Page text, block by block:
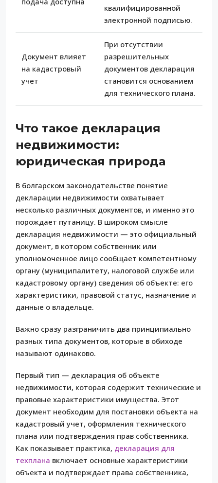
квалифицированной
электронной подписью.
Документ влияет
на кадастровый
учет
При отсутствии
разрешительных
документов декларация
становится основанием
для технического плана.
Что такое декларация
недвижимости:
юридическая природа
В болгарском законодательстве понятие
декларации недвижимости охватывает
несколько различных документов, и именно это
порождает путаницу. В широком смысле
декларация недвижимости — это официальный
документ, в котором собственник или
уполномоченное лицо сообщает компетентному
органу (муниципалитету, налоговой службе или
кадастровому органу) сведения об объекте: его
характеристики, правовой статус, назначение и
данные о владельце.
Важно сразу разграничить два принципиально
разных типа документов, которые в обиходе
называют одинаково.
Первый тип — декларация об объекте
недвижимости, которая содержит технические и
правовые характеристики имущества. Этот
документ необходим для постановки объекта на
кадастровый учет, оформления технического
плана или подтверждения прав собственника.
Как показывает практика, декларация для
техплана включает основные характеристики
объекта и подтверждает права собственника,